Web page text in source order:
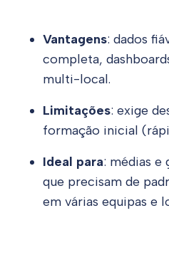
Vantagens: dados
completa,
multi-local.
Limitações: exige
formação inicial
Ideal para: médias e
que precisam de
em várias equipas e